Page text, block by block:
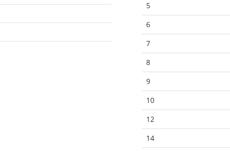
5
6
7
8
9
10
12
14